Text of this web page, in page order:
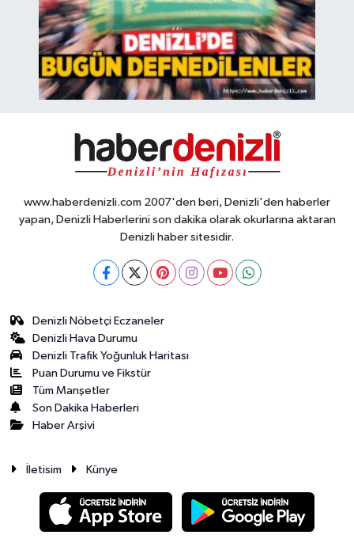
www.haberdenizli.com 2007'den beri, Denizli'den haberler
yapan, Denizli Haberlerini son dakika olarak okurlarına aktaran
Denizli haber sitesidir.
Denizli Nöbetçi Eczaneler
Denizli Hava Durumu
Denizli Trafik Yoğunluk Haritası
Puan Durumu ve Fikstür
Tüm Manşetler
Son Dakika Haberleri
Haber Arşivi
İletisim Künye